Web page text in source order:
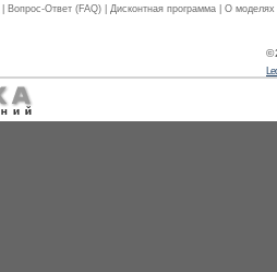
Вопрос-Ответ (FAQ) Дисконтная программа О моделях
©